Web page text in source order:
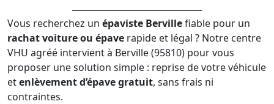
Vous recherchez un épaviste Bervillefiable pour un
rachat voiture ou épave rapide et légal ? Notre centre
VHU agréé intervient à Berville (95810) pour vous
proposer une solution simple : reprise de votre véhicule
etenlèvement d’épave gratuit, sans frais ni
contraintes.